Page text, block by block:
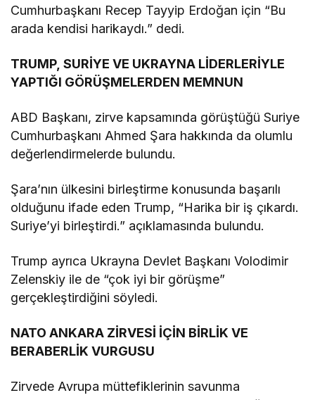
Cumhurbaşkanı Recep Tayyip Erdoğan için “Bu
arada kendisi harikaydı.” dedi.
TRUMP, SURİYE VE UKRAYNA LİDERLERİYLE
YAPTIĞI GÖRÜŞMELERDEN MEMNUN
ABD Başkanı, zirve kapsamında görüştüğü Suriye
Cumhurbaşkanı Ahmed Şara hakkında da olumlu
değerlendirmelerde bulundu.
Şara’nın ülkesini birleştirme konusunda başarılı
olduğunu ifade eden Trump, “Harika bir iş çıkardı.
Suriye’yi birleştirdi.” açıklamasında bulundu.
Trump ayrıca Ukrayna Devlet Başkanı Volodimir
Zelenskiy ile de “çok iyi bir görüşme”
gerçekleştirdiğini söyledi.
NATO ANKARA ZİRVESİ İÇİN BİRLİK VE
BERABERLİK VURGUSU
Zirvede Avrupa müttefiklerinin savunma